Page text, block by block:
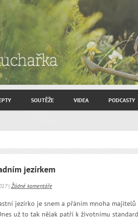
SOUTĚŽE VIDEA PODCASTY
jezírkem
| Žádné komentáře
jezírko je snem a přáním mnoha majitelů
už to tak nějak patří k životnímu